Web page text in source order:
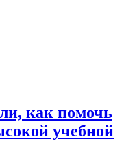
как помочь
учебной